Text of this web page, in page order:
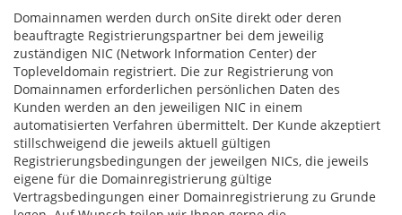
Domainnamen werden durch onSite direkt oder deren
beauftragte Registrierungspartner bei dem jeweilig
zuständigen NIC (Network Information Center) der
Topleveldomain registriert. Die zur Registrierung von
Domainnamen erforderlichen persönlichen Daten des
Kunden werden an den jeweiligen NIC in einem
automatisierten Verfahren übermittelt. Der Kunde akzeptiert
stillschweigend die jeweils aktuell gültigen
Registrierungsbedingungen der jeweilgen NICs, die jeweils
eigene für die Domainregistrierung gültige
Vertragsbedingungen einer Domainregistrierung zu Grunde